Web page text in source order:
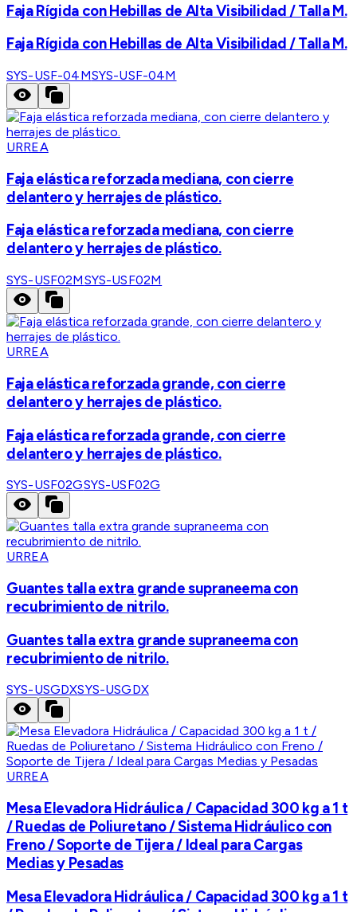
Faja Rígida con Hebillas de Alta Visibilidad / Talla M.
Faja Rígida con Hebillas de Alta Visibilidad / Talla M.
SYS-USF-04MSYS-USF-04M
URREA
Faja elástica reforzada mediana, con cierre
delantero y herrajes de plástico.
Faja elástica reforzada mediana, con cierre
delantero y herrajes de plástico.
SYS-USF02MSYS-USF02M
URREA
Faja elástica reforzada grande, con cierre
delantero y herrajes de plástico.
Faja elástica reforzada grande, con cierre
delantero y herrajes de plástico.
SYS-USF02GSYS-USF02G
URREA
Guantes talla extra grande supraneema con
recubrimiento de nitrilo.
Guantes talla extra grande supraneema con
recubrimiento de nitrilo.
SYS-USGDXSYS-USGDX
URREA
Mesa Elevadora Hidráulica / Capacidad 300 kg a 1 t
/ Ruedas de Poliuretano / Sistema Hidráulico con
Freno / Soporte de Tijera / Ideal para Cargas
Medias y Pesadas
Mesa Elevadora Hidráulica / Capacidad 300 kg a 1 t